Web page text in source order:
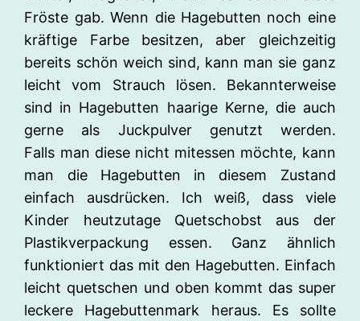
Fröste gab. Wenn die Hagebutten noch eine
kräftige Farbe besitzen, aber gleichzeitig
bereits schön weich sind, kann man sie ganz
leicht vom Strauch lösen. Bekannterweise
sind in Hagebutten haarige Kerne, die auch
gerne als Juckpulver genutzt werden.
Falls man diese nicht mitessen möchte, kann
man die Hagebutten in diesem Zustand
einfach ausdrücken. Ich weiß, dass viele
Kinder heutzutage Quetschobst aus der
Plastikverpackung essen. Ganz ähnlich
funktioniert das mit den Hagebutten. Einfach
leicht quetschen und oben kommt das super
leckere Hagebuttenmark heraus. Es sollte